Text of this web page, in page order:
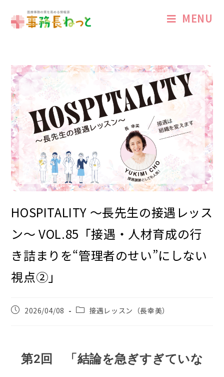
MENU
HOSPITALITY 〜長先生の接遇レッス
ン〜 VOL.85「接遇・人材育成の行
き詰まりを“管理者のせい”にしない
視点②」
2026/04/08 接遇レッスン（長幸美）
第2回 「結論を急ぎすぎていな